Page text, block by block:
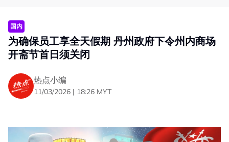
国内
为确保员工享全天假期 丹州政府下令州内商场
开斋节首日须关闭
热点小编
11/03/2026 | 18:26 MYT